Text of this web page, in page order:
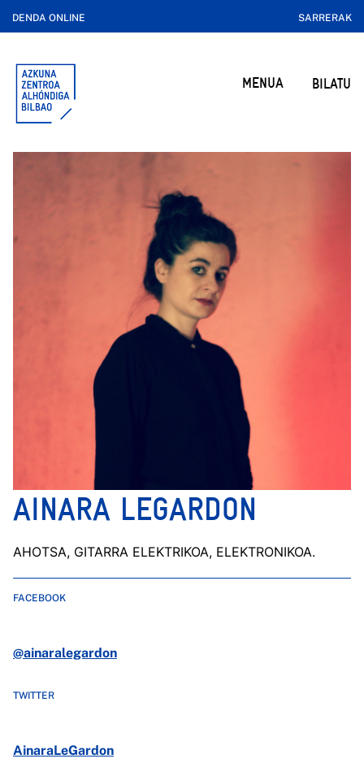
DENDA ONLINE SARRERAK
MENUA BILATU
AINARA LEGARDON
AHOTSA, GITARRA ELEKTRIKOA, ELEKTRONIKOA.
FACEBOOK
@ainaralegardon
TWITTER
AinaraLeGardon